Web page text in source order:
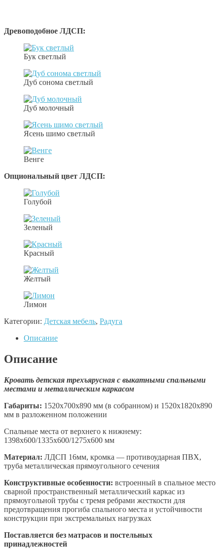
Древоподобное ЛДСП:
Бук светлый
Дуб сонома светлый
Дуб молочный
Ясень шимо светлый
Венге
Опциональный цвет ЛДСП:
Голубой
Зеленый
Красный
Желтый
Лимон
Категории: Детская мебель, Радуга
Описание
Описание
Кровать детская трехъярусная с выкатными спальными
местами и металлическим каркасом
Габариты: 1520х700х890 мм (в собранном) и 1520х1820х890
мм в разложенном положении
Спальные места от верхнего к нижнему:
1398х600/1335х600/1275х600 мм
Материал: ЛДСП 16мм, кромка — противоударная ПВХ,
труба металлическая прямоугольного сечения
Конструктивные особенности: встроенный в спальное место
сварной пространственный металлический каркас из
прямоугольной трубы с тремя ребрами жесткости для
предотвращения прогиба спального места и устойчивости
конструкции при экстремальных нагрузках
Поставляется без матрасов и постельных
принадлежностей